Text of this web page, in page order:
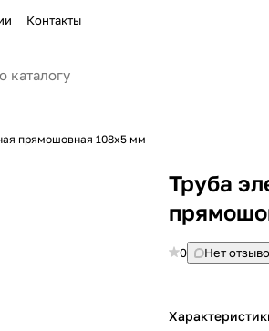
Контакты
прямошовная 108х5 мм
Труба
0 Нет